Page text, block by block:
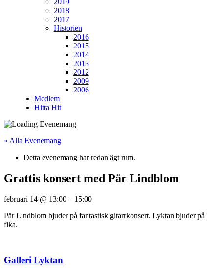
2019
2018
2017
Historien
2016
2015
2014
2013
2012
2009
2006
Medlem
Hitta Hit
« Alla Evenemang
Detta evenemang har redan ägt rum.
Grattis konsert med Pär Lindblom
februari 14 @ 13:00 – 15:00
Pär Lindblom bjuder på fantastisk gitarrkonsert. Lyktan bjuder på
fika.
Galleri Lyktan